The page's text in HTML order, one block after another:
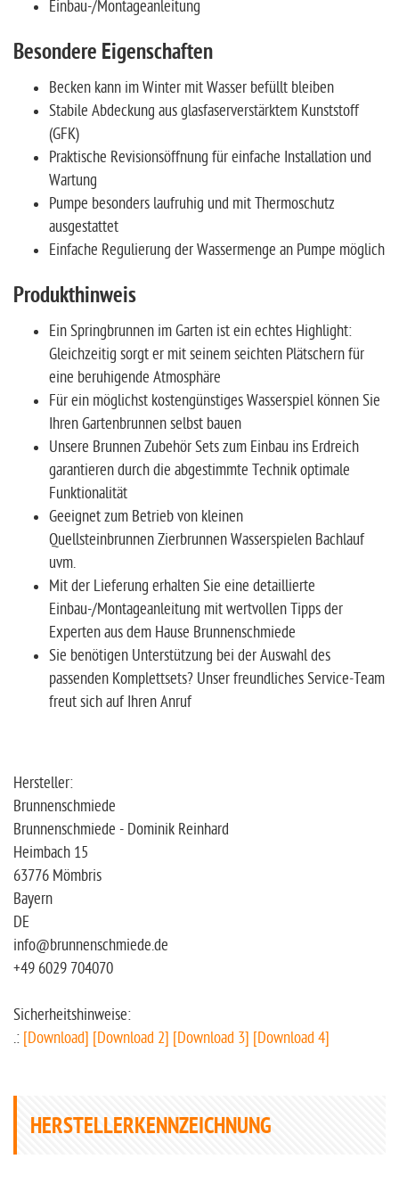
Einbau-/Montageanleitung
Besondere Eigenschaften
Becken kann im Winter mit Wasser befüllt bleiben
Stabile Abdeckung aus glasfaserverstärktem Kunststoff
(GFK)
Praktische Revisionsöffnung für einfache Installation und
Wartung
Pumpe besonders laufruhig und mit Thermoschutz
ausgestattet
Einfache Regulierung der Wassermenge an Pumpe möglich
Produkthinweis
Ein Springbrunnen im Garten ist ein echtes Highlight:
Gleichzeitig sorgt er mit seinem seichten Plätschern für
eine beruhigende Atmosphäre
Für ein möglichst kostengünstiges Wasserspiel können Sie
Ihren Gartenbrunnen selbst bauen
Unsere Brunnen Zubehör Sets zum Einbau ins Erdreich
garantieren durch die abgestimmte Technik optimale
Funktionalität
Geeignet zum Betrieb von kleinen
Quellsteinbrunnen Zierbrunnen Wasserspielen Bachlauf
uvm.
Mit der Lieferung erhalten Sie eine detaillierte
Einbau-/Montageanleitung mit wertvollen Tipps der
Experten aus dem Hause Brunnenschmiede
Sie benötigen Unterstützung bei der Auswahl des
passenden Komplettsets? Unser freundliches Service-Team
freut sich auf Ihren Anruf
Hersteller:
Brunnenschmiede
Brunnenschmiede - Dominik Reinhard
Heimbach 15
63776 Mömbris
Bayern
DE
info@brunnenschmiede.de
+49 6029 704070
Sicherheitshinweise:
.: [Download] [Download 2] [Download 3] [Download 4]
HERSTELLERKENNZEICHNUNG